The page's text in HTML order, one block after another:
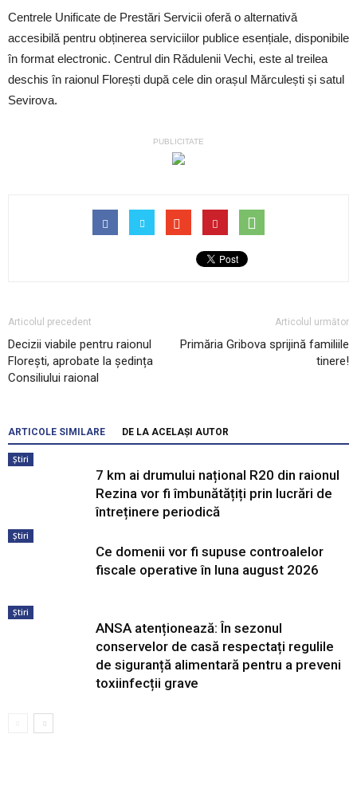
Centrele Unificate de Prestări Servicii oferă o alternativă
accesibilă pentru obținerea serviciilor publice esențiale, disponibile
în format electronic. Centrul din Rădulenii Vechi, este al treilea
deschis în raionul Florești după cele din orașul Mărculești și satul
Sevirova.
PUBLICITATE
Articolul precedent
Decizii viabile pentru raionul
Florești, aprobate la ședința
Consiliului raional
Articolul următor
Primăria Gribova sprijină familiile
tinere!
ARTICOLE SIMILARE DE LA ACELAȘI AUTOR
Știri
7 km ai drumului național R20 din raionul
Rezina vor fi îmbunătățiți prin lucrări de
întreținere periodică
Știri
Ce domenii vor fi supuse controalelor
fiscale operative în luna august 2026
Știri
ANSA atenționează: În sezonul
conservelor de casă respectați regulile
de siguranță alimentară pentru a preveni
toxiinfecții grave